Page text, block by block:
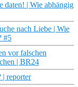
daten! | Wie abhängig
nach Liebe | Wie
#5
vor falschen
| BR24
| reporter